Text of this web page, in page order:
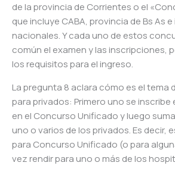
de la provincia de Corrientes o el
que incluye CABA, provincia de Bs As
nacionales. Y cada uno de estos
común el examen y las inscripciones,
los requisitos para el ingreso.
La pregunta 8 aclara cómo es el tema
para privados: Primero uno se inscribe
en el Concurso Unificado y luego
uno o varios de los privados. Es decir,
para Concurso Unificado (o para
vez rendir para uno o más de los